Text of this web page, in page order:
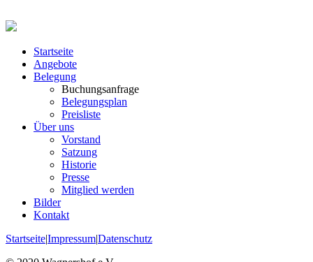
Startseite
Angebote
Belegung
Buchungsanfrage
Belegungsplan
Preisliste
Über uns
Vorstand
Satzung
Historie
Presse
Mitglied werden
Bilder
Kontakt
Startseite|Impressum|Datenschutz